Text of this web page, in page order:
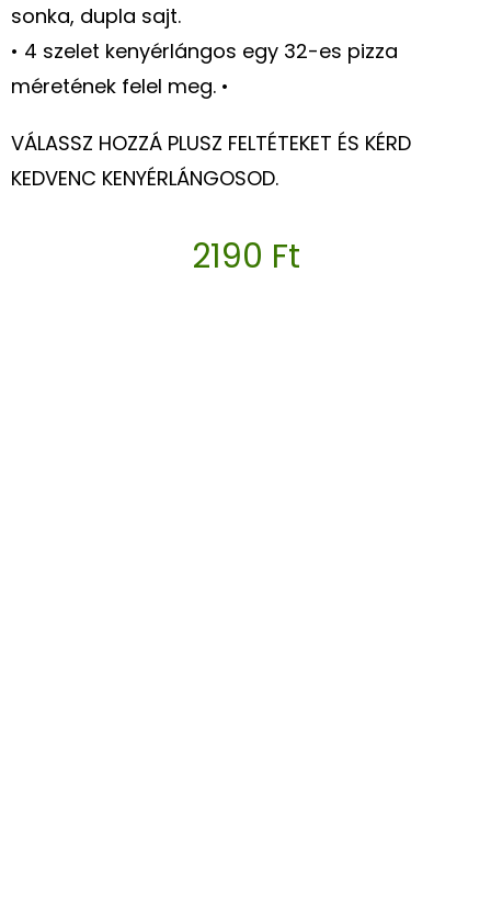
sonka, dupla sajt.
• 4 szelet kenyérlángos egy 32-es pizza
méretének felel meg. •
VÁLASSZ HOZZÁ PLUSZ FELTÉTEKET ÉS KÉRD
KEDVENC KENYÉRLÁNGOSOD.
2190 Ft